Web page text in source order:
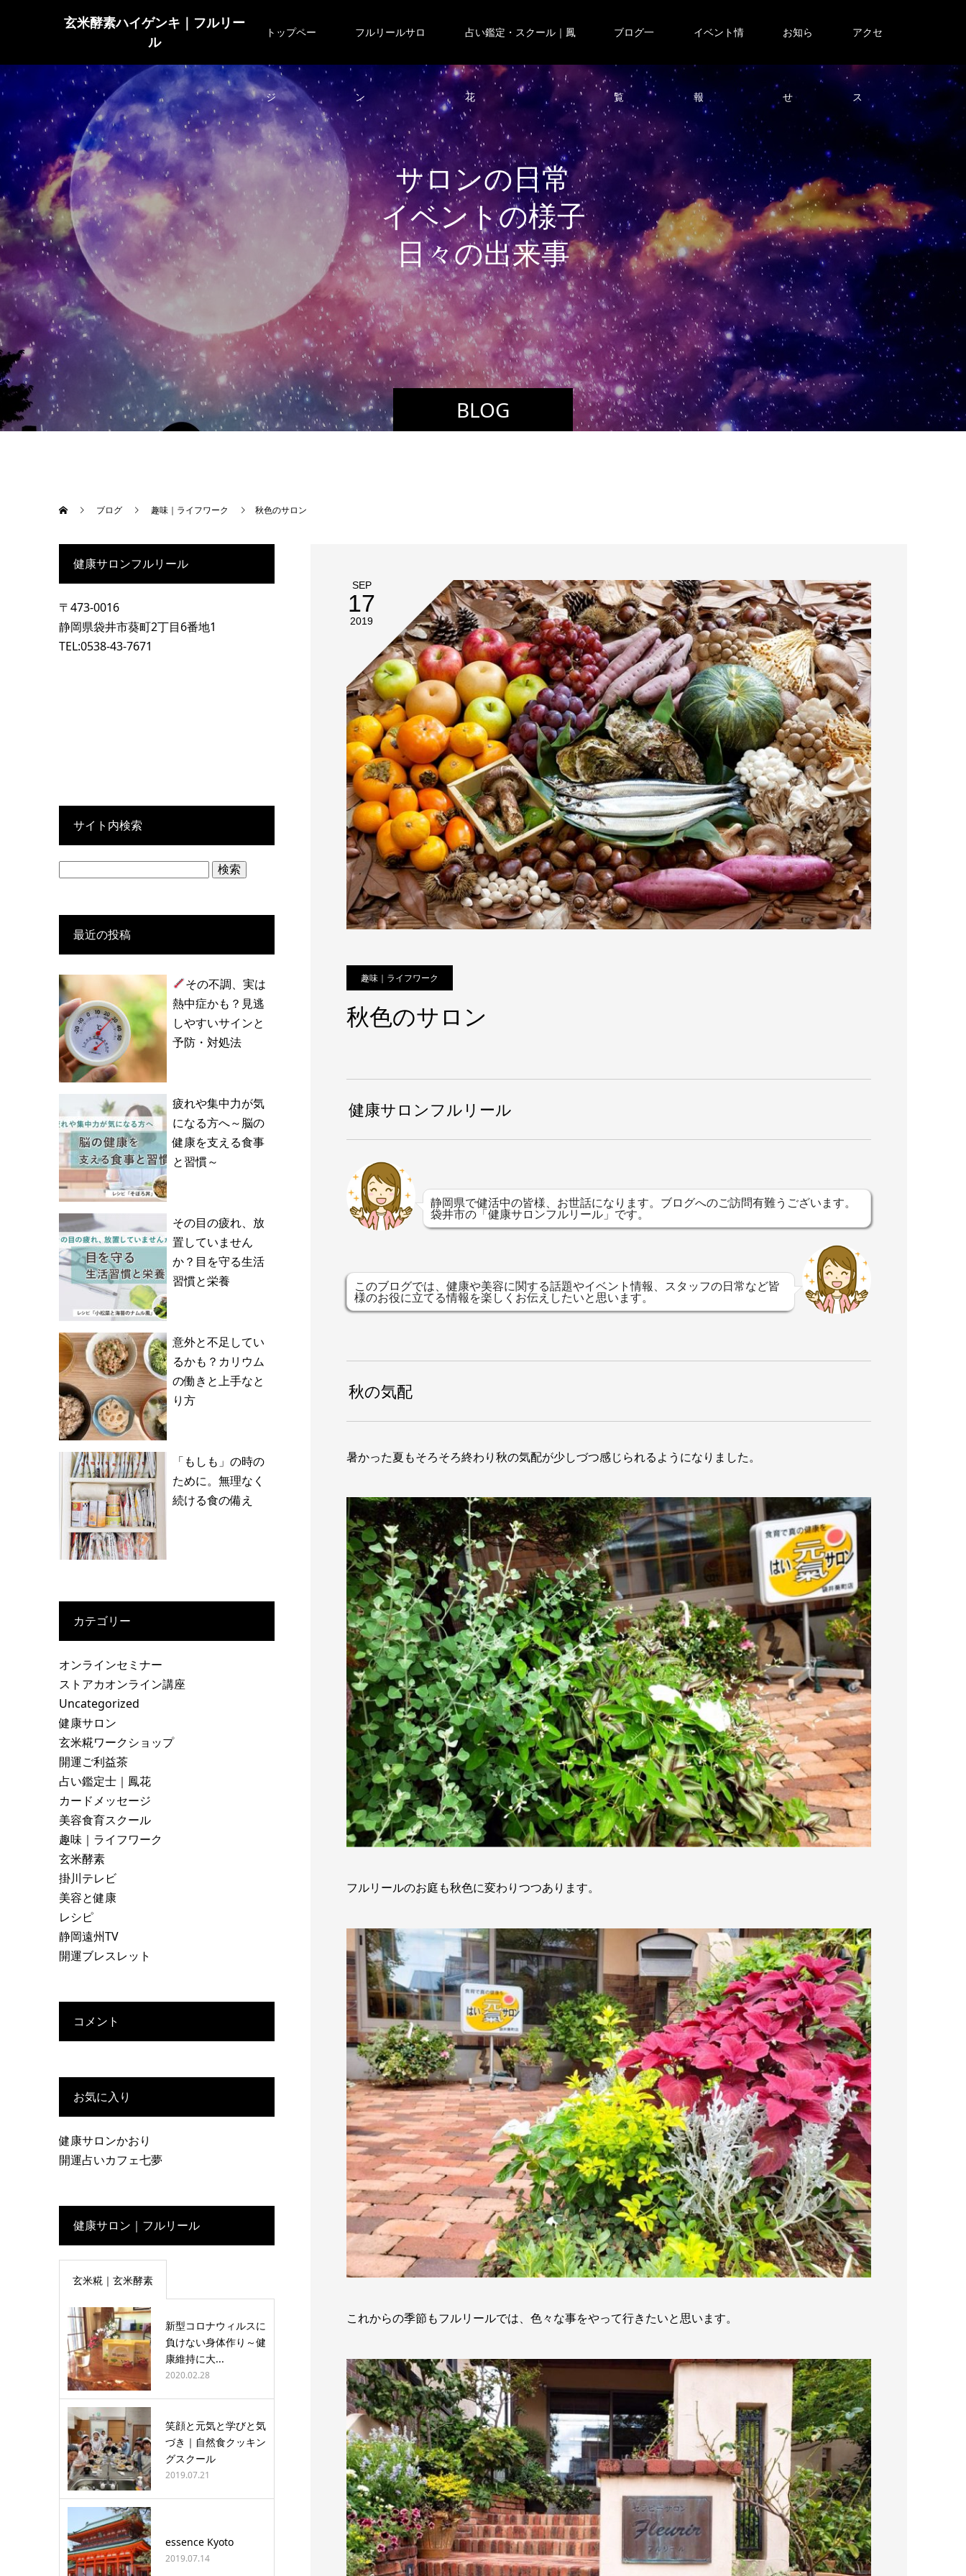
玄米酵素ハイゲンキ｜フルリー
ル
トップペー
ジ
フルリールサロ
ン
占い鑑定・スクール｜鳳
花
ブログ一
覧
イベント情
報
お知ら
せ
アクセ
ス
BLOG
サロンの日常
イベントの様子
日々の出来事
ブログ 趣味｜ライフワーク 秋色のサロン
SEP
17
2019
趣味｜ライフワーク
秋色のサロン
健康サロンフルリール
静岡県で健活中の皆様、お世話になります。ブログへのご訪問有難うございます。
袋井市の「健康サロンフルリール」です。
このブログでは、健康や美容に関する話題やイベント情報、スタッフの日常など皆
様のお役に立てる情報を楽しくお伝えしたいと思います。
秋の気配
暑かった夏もそろそろ終わり秋の気配が少しづつ感じられるようになりました。
フルリールのお庭も秋色に変わりつつあります。
これからの季節もフルリールでは、色々な事をやって行きたいと思います。
健康サロンフルリール
〒473-0016
静岡県袋井市葵町2丁目6番地1
TEL:0538-43-7671
サイト内検索
最近の投稿
その不調、実は
熱中症かも？見逃
しやすいサインと
予防・対処法
疲れや集中力が気
になる方へ～脳の
健康を支える食事
と習慣～
その目の疲れ、放
置していません
か？目を守る生活
習慣と栄養
意外と不足してい
るかも？カリウム
の働きと上手なと
り方
「もしも」の時の
ために。無理なく
続ける食の備え
カテゴリー
オンラインセミナー
ストアカオンライン講座
Uncategorized
健康サロン
玄米糀ワークショップ
開運ご利益茶
占い鑑定士｜鳳花
カードメッセージ
美容食育スクール
趣味｜ライフワーク
玄米酵素
掛川テレビ
美容と健康
レシピ
静岡遠州TV
開運ブレスレット
コメント
お気に入り
健康サロンかおり
開運占いカフェ七夢
健康サロン｜フルリール
玄米糀｜玄米酵素
新型コロナウィルスに
負けない身体作り～健
康維持に大...
2020.02.28
笑顔と元気と学びと気
づき｜自然食クッキン
グスクール
2019.07.21
essence Kyoto
2019.07.14